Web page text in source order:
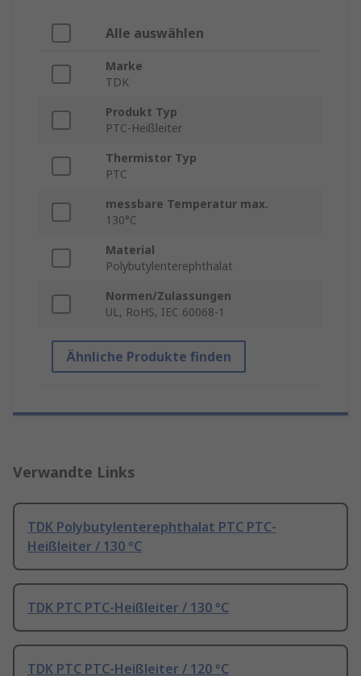
Alle auswählen
Marke
TDK
Produkt Typ
PTC-Heißleiter
Thermistor Typ
PTC
messbare Temperatur max.
130°C
Material
Polybutylenterephthalat
Normen/Zulassungen
UL, RoHS, IEC 60068-1
Ähnliche Produkte finden
Verwandte Links
TDK Polybutylenterephthalat PTC PTC-
Heißleiter / 130 °C
TDK PTC PTC-Heißleiter / 130 °C
TDK PTC PTC-Heißleiter / 120 °C